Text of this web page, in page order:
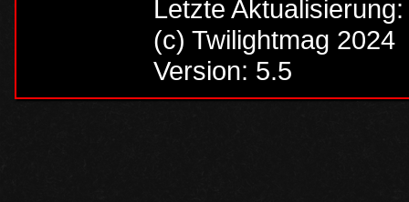
Letzte
(c) Twilightmag 2024
Version: 5.5